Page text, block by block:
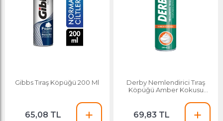
Gibbs Tıraş Köpüğü 200 Ml
65,08 TL
Derby Nemlendirici Tıraş
Köpüğü Amber Kokusu
69,83 TL